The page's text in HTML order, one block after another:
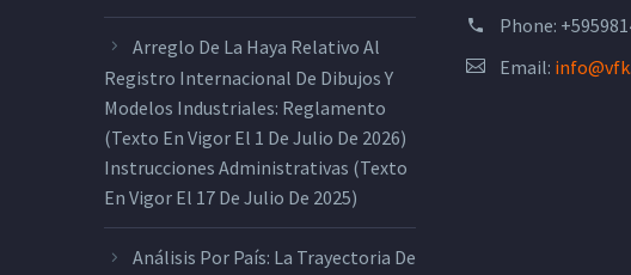
Arreglo De La Haya Relativo Al
Registro Internacional De Dibujos Y
Modelos Industriales: Reglamento
(texto En Vigor El 1 De Julio De 2026)
Instrucciones Administrativas (texto
En Vigor El 17 De Julio De 2025)
Análisis Por País: La Trayectoria De
Phone:
Email: